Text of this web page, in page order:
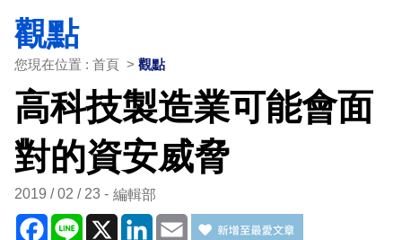
觀點
您現在位置 : 首頁 > 觀點
高科技製造業可能會面
對的資安威脅
2019 / 02 / 23 編輯部
Facebook
Line X LinkedIn
Email